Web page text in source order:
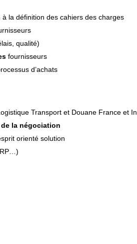
à la définition des cahiers des charges
qualité)
fournisseurs
d’achats
Transport et Douane France et
la négociation
orienté solution